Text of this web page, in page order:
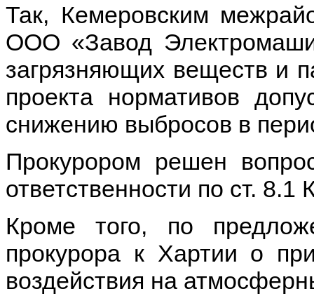
Так, Кемеровским
ООО «Завод
загрязняющих веществ и
проекта нормативов
снижению выбросов в
Прокурором решен
ответственности по ст.
Кроме того, по
прокурора к Хартии о
воздействия на